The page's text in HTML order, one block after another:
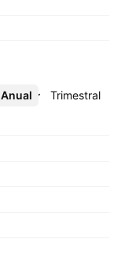
Anual Trimestral
Más